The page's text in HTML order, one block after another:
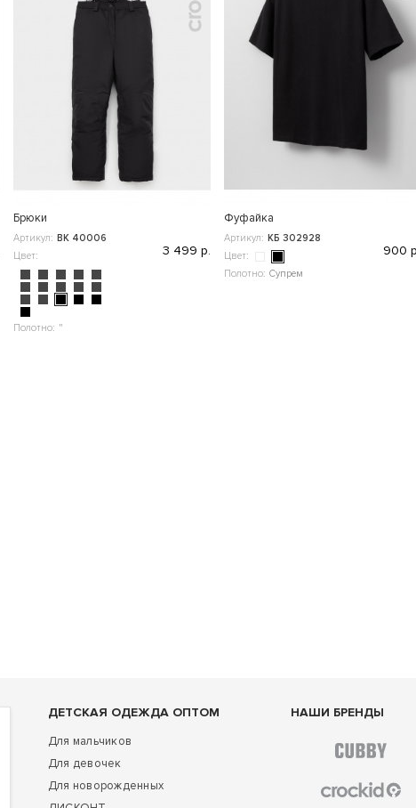
Брюки
Артикул: ВК 40006
Цвет:
Полотно: "
3 499 р.
Фуфайка
Артикул: КБ 302928
Цвет:
Полотно: Супрем
900
ДЕТСКАЯ ОДЕЖДА ОПТОМ
Для мальчиков
Для девочек
Для новорожденных
НАШИ БРЕНДЫ